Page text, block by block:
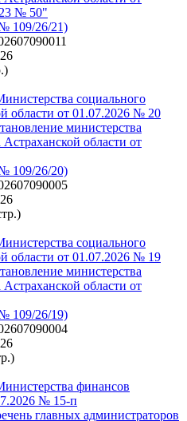
№ 50"
109/26/21)
социального
области от 01.07.2026 № 20
министерства
области от
109/26/20)
социального
области от 01.07.2026 № 19
министерства
области от
109/26/19)
финансов
№ 15-п
главных администраторов